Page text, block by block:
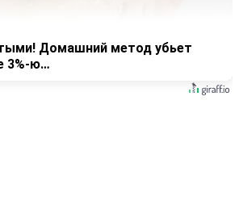
Домашний метод убьет
3%-ю…